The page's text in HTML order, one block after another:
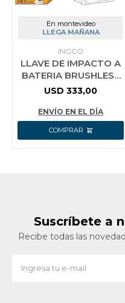
En montevideo
LLEGA MAÑANA
INGCO
LLAVE DE IMPACTO A
BATERIA BRUSHLESS
3/4´´ 1350NM P20S
273032MM S
USD 333,00
ENVÍO EN EL DÍA
Suscríbete a
Recibe todas las